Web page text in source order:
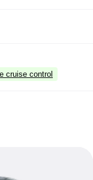
cruise control